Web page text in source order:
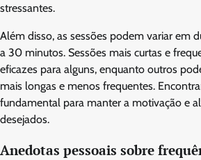
stressantes.
Além disso, as sessões podem variar em
a 30 minutos. Sessões mais curtas e
eficazes para alguns, enquanto outros
mais longas e menos frequentes.
fundamental para manter a motivação e
desejados.
Anedotas pessoais sobre